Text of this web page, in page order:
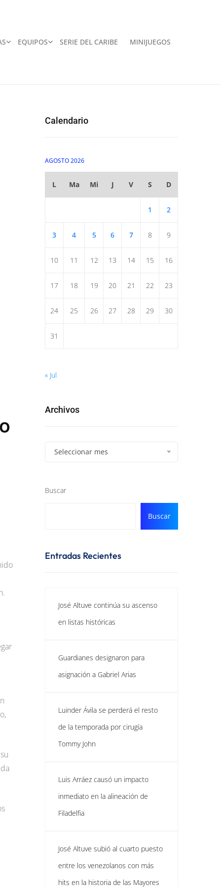
EQUIPOS SERIE DEL CARIBE MINIJUEGOS
Calendario
AGOSTO 2026
L Ma Mi J V S D
1 2
3 4 5 6 7 8 9
10 11 12 13 14 15 16
17 18 19 20 21 22 23
24 25 26 27 28 29 30
31
« Jul
Archivos
Seleccionar mes
Buscar
Buscar
Entradas Recientes
José Altuve continúa su ascenso
en listas históricas
Guardianes designaron para
asignación a Gabriel Arias
Luinder Ávila se perderá el resto
de la temporada por cirugía
Tommy John
Luis Arráez causó un impacto
inmediato en la alineación de
Filadelfia
José Altuve subió al cuarto puesto
entre los venezolanos con más
hits en la historia de las Mayores